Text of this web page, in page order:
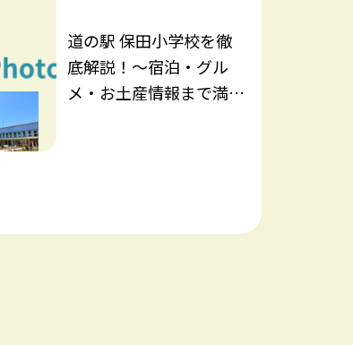
道の駅 保田小学校を徹
底解説！～宿泊・グル
メ・お土産情報まで満